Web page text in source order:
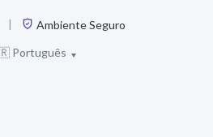
Ambiente Seguro